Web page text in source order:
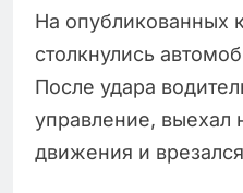
На опубликованных
столкнулись
После удара
управление, выехал
движения и